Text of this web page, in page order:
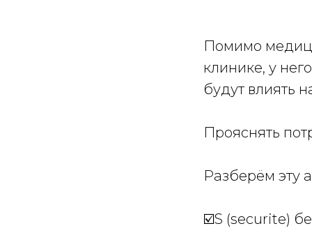
Помимо
клинике, у
будут влиять
Прояснять
Разберём эту
☑️S (securite)